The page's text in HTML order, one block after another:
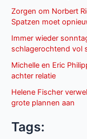
Zorgen om Norbert
Spatzen moet
Immer wieder
schlagerochtend vol
Michelle en Eric
achter relatie
Helene Fischer
grote plannen aan
Tags: